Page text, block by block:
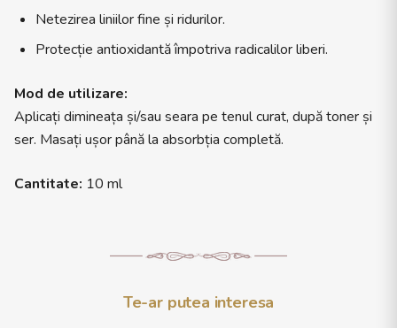
Netezirea liniilor fine și ridurilor.
Protecție antioxidantă împotriva radicalilor liberi.
Mod de utilizare:
Aplicați dimineața și/sau seara pe tenul curat, după toner și
ser. Masați ușor până la absorbția completă.
Cantitate: 10 ml
Te-ar putea interesa